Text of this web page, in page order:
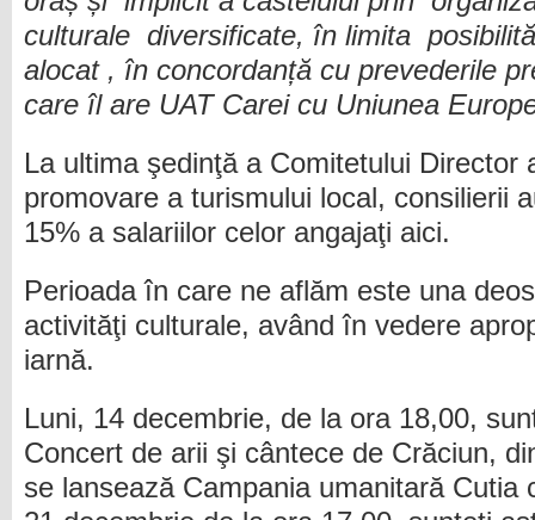
culturale diversificate, în limita
alocat , în concordanță cu prevederile
care îl are UAT Carei cu Uniunea
La ultima şedinţă a Comitetului Director
promovare a turismului local, consilierii
15% a salariilor celor angajaţi aici.
Perioada în care ne aflăm este una
activităţi culturale, având în vedere
iarnă.
Luni, 14 decembrie, de la ora 18,00,
Concert de arii şi cântece de Crăciun,
se lansează Campania umanitară Cutia